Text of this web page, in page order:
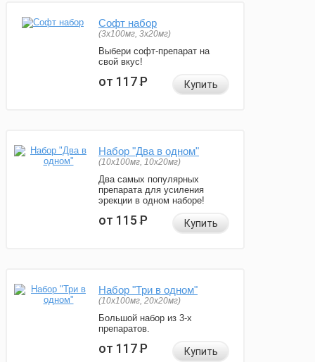
Софт набор
(3x100мг, 3x20мг)
Выбери софт-препарат на
свой вкус!
от 117Р Купить
Набор "Два в одном"
(10x100мг, 10x20мг)
Два самых популярных
препарата для усиления
эрекции в одном наборе!
от 115Р Купить
Набор "Три в одном"
(10x100мг, 20x20мг)
Большой набор из 3-х
препаратов.
от 117Р Купить